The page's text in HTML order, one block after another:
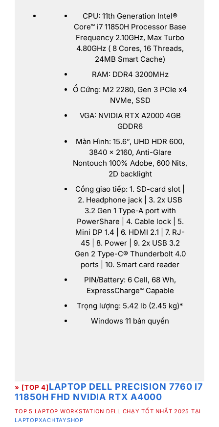
CPU: 11th Generation Intel®
Core™ i7 11850H Processor Base
Frequency 2.10GHz, Max Turbo
4.80GHz ( 8 Cores, 16 Threads,
24MB Smart Cache)
RAM: DDR4 3200MHz
Ổ Cứng: M2 2280, Gen 3 PCIe x4
NVMe, SSD
VGA: NVIDIA RTX A2000 4GB
GDDR6
Màn Hình: 15.6”, UHD HDR 600,
3840 x 2160, Anti-Glare
Nontouch 100% Adobe, 600 Nits,
2D backlight
Cổng giao tiếp: 1. SD-card slot |
2. Headphone jack | 3. 2x USB
3.2 Gen 1 Type-A port with
PowerShare | 4. Cable lock | 5.
Mini DP 1.4 | 6. HDMI 2.1 | 7. RJ-
45 | 8. Power | 9. 2x USB 3.2
Gen 2 Type-C® Thunderbolt 4.0
ports | 10. Smart card reader
PIN/Battery: 6 Cell, 68 Wh,
ExpressCharge™ Capable
Trọng lượng: 5.42 lb (2.45 kg)*
Windows 11 bản quyền
» [TOP 4]LAPTOP DELL PRECISION 7760 I7
11850H FHD NVIDIA RTX A4000
TOP 5 LAPTOP WORKSTATION DELL CHẠY TỐT NHẤT 2025 TẠI
LAPTOPXACHTAYSHOP